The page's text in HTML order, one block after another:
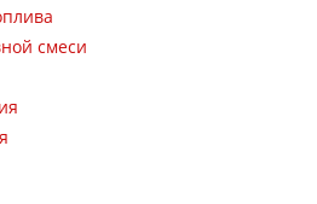
смеси